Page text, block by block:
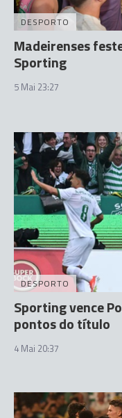
DESPORTO
Madeirenses
Sporting
5 Mai 23:27
DESPORTO
Sporting vence
pontos do título
4 Mai 20:37